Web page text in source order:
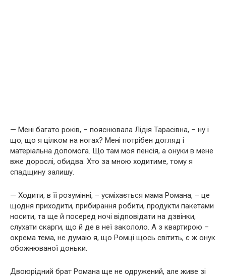
— Мені багато років, – пояснювала Лідія Тарасівна, – ну і
що, що я цілком на ногах? Мені потрібен догляд і
матеріальна допомога. Що там моя пенсія, а онуки в мене
вже дорослі, обидва. Хто за мною ходитиме, тому я
спадщину залишу.
— Ходити, в її розумінні, – усміхається мама Романа, – це
щодня приходити, прибирання робити, продукти пакетами
носити, та ще й посеред ночі відповідати на дзвінки,
слухати скарги, що й де в неї закололо. А з квартирою –
окрема тема, не думаю я, що Ромці щось світить, є ж онук
обожнюваної доньки.
Двоюрідний брат Романа ще не одружений, але живе зі